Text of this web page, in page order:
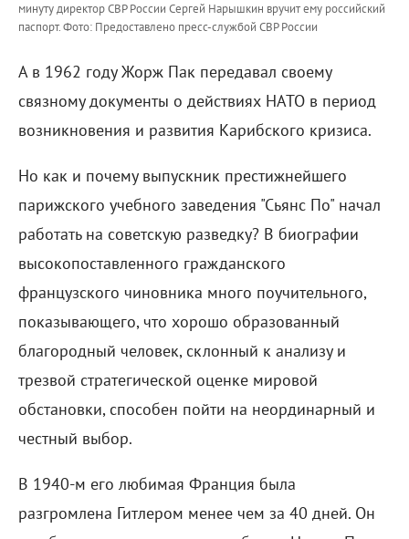
минуту директор СВР России Сергей Нарышкин вручит ему российский
паспорт.Фото: Предоставлено пресс-службой СВР России
А в 1962 году Жорж Пак передавал своему
связному документы о действиях НАТО в период
возникновения и развития Карибского кризиса.
Но как и почему выпускник престижнейшего
парижского учебного заведения "Сьянс По" начал
работать на советскую разведку? В биографии
высокопоставленного гражданского
французского чиновника много поучительного,
показывающего, что хорошо образованный
благородный человек, склонный к анализу и
трезвой стратегической оценке мировой
обстановки, способен пойти на неординарный и
честный выбор.
В 1940-м его любимая Франция была
разгромлена Гитлером менее чем за 40 дней. Он